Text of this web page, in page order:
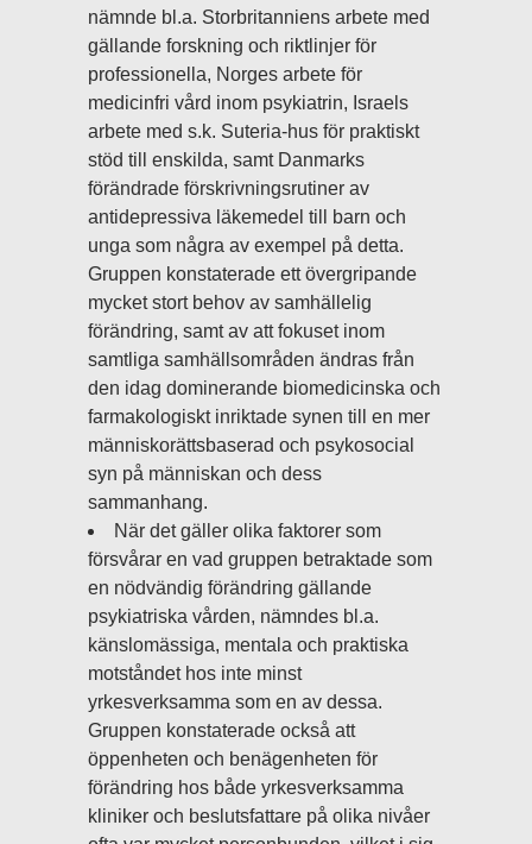
nämnde bl.a. Storbritanniens arbete med
gällande forskning och riktlinjer för
professionella, Norges arbete för
medicinfri vård inom psykiatrin, Israels
arbete med s.k. Suteria-hus för praktiskt
stöd till enskilda, samt Danmarks
förändrade förskrivningsrutiner av
antidepressiva läkemedel till barn och
unga som några av exempel på detta.
Gruppen konstaterade ett övergripande
mycket stort behov av samhällelig
förändring, samt av att fokuset inom
samtliga samhällsområden ändras från
den idag dominerande biomedicinska och
farmakologiskt inriktade synen till en mer
människorättsbaserad och psykosocial
syn på människan och dess
sammanhang.
När det gäller olika faktorer som
försvårar en vad gruppen betraktade som
en nödvändig förändring gällande
psykiatriska vården, nämndes bl.a.
känslomässiga, mentala och praktiska
motståndet hos inte minst
yrkesverksamma som en av dessa.
Gruppen konstaterade också att
öppenheten och benägenheten för
förändring hos både yrkesverksamma
kliniker och beslutsfattare på olika nivåer